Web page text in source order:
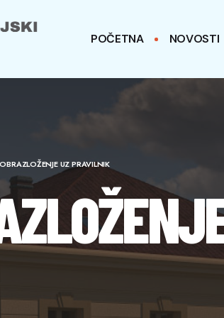
POČETNA NOVOSTI
OBRAZLOŽENJE UZ PRAVILNIK